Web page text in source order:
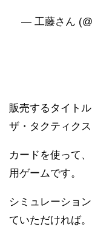
— 工藤さん
販売するタイト
ザ・タクティク
カードを使って
用ゲームです。
シミュレーショ
ていただければ。